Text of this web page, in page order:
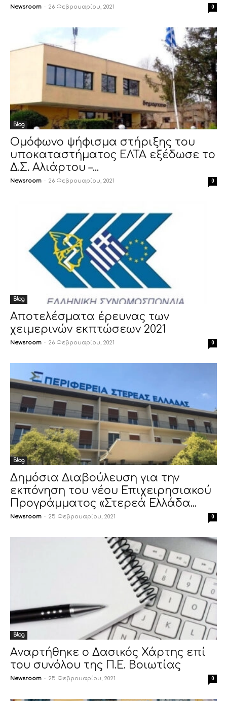
Newsroom - 26 Φεβρουαρίου, 2021 0
Blog
Ομόφωνο ψήφισμα στήριξης του
υποκαταστήματος ΕΛΤΑ εξέδωσε το
Δ.Σ. Αλιάρτου –...
Newsroom - 26 Φεβρουαρίου, 2021 0
Blog
Αποτελέσματα έρευνας των
χειμερινών εκπτώσεων 2021
Newsroom - 26 Φεβρουαρίου, 2021 0
Blog
Δημόσια Διαβούλευση για την
εκπόνηση του νέου Επιχειρησιακού
Προγράμματος «Στερεά Ελλάδα...
Newsroom - 25 Φεβρουαρίου, 2021 0
Blog
Aναρτήθηκε ο Δασικός Χάρτης επί
του συνόλου της Π.Ε. Βοιωτίας
Newsroom - 25 Φεβρουαρίου, 2021 0